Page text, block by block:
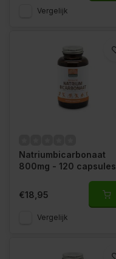
Vergelijk
Natriumbicarbonaat
800mg - 120 capsules
€18,95
Vergelijk